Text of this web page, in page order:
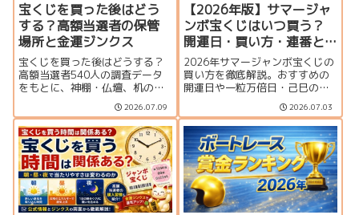
宝くじを買った後はどう
する？高額当選者の保管
場所と金運ジンクス
宝くじを買った後はどうする？
高額当選者540人の調査データ
をもとに、神棚・仏壇、机の引
き出し、財布、冷蔵庫など実際
の保管場所を紹介。宝くじの置
き場所や購入後に試したい金運
ジンクス、当選確認から換金ま
での注意点も解説します。
2026.07.09
【2026年版】サマージャ
ンボ宝くじはいつ買う？
開運日・買い方・連番と
バラの違いを徹底解説
2026年サマージャンボ宝くじの
買い方を徹底解説。おすすめの
開運日や一粒万倍日・己巳の
日、連番とバラの違い、何枚買
うのがおすすめか、プレミア
ム・ミニとの比較、当せん確率
まで分かりやすく紹介します。
2026.07.03